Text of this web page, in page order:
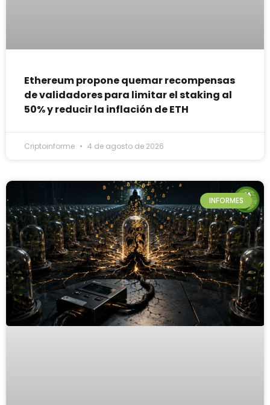
Ethereum propone quemar recompensas
de validadores para limitar el staking al
50% y reducir la inflación de ETH
Criptoinforme 4 de agosto de 2026
INFORMES